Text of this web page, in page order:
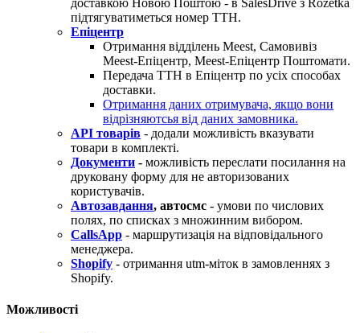
підтягуватиметься номер ТТН.
Епіцентр
Отримання відділень Meest, Самовивіз
Meest-Епіцентр, Meest-Епіцентр Поштомати.
Передача ТТН в Епіцентр по усіх способах
доставки.
Отримання даних отримувача, якщо вони
відрізняютсья від даних замовника.
API товарів - додали можливість вказувати
товари в комплекті.
Документи - можливість переслати посилання на
друковану форму для не авторизованих
користувачів.
Автозавдання, автосмс - умови по числових
полях, по списках з множинним вибором.
CallsApp - маршрутизація на відповідального
менеджера.
Shopify - отримання utm-міток в замовленнях з
Shopify.
Можливості